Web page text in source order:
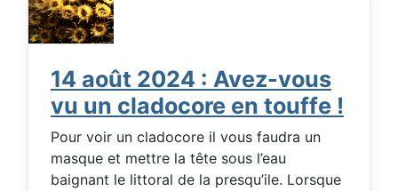
14 août 2024 : Avez-vous
vu un cladocore en touffe !
Pour voir un cladocore il vous faudra un
masque et mettre la tête sous l’eau
baignant le littoral de la presqu’ile. Lorsque